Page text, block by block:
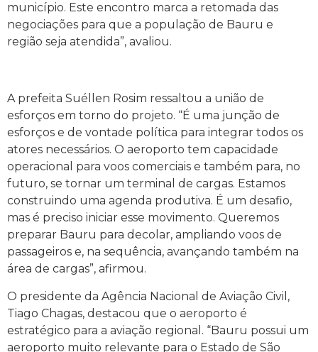
município. Este encontro marca a retomada das
negociações para que a população de Bauru e
região seja atendida”, avaliou.
A prefeita Suéllen Rosim ressaltou a união de
esforços em torno do projeto. “É uma junção de
esforços e de vontade política para integrar todos os
atores necessários. O aeroporto tem capacidade
operacional para voos comerciais e também para, no
futuro, se tornar um terminal de cargas. Estamos
construindo uma agenda produtiva. É um desafio,
mas é preciso iniciar esse movimento. Queremos
preparar Bauru para decolar, ampliando voos de
passageiros e, na sequência, avançando também na
área de cargas”, afirmou.
O presidente da Agência Nacional de Aviação Civil,
Tiago Chagas, destacou que o aeroporto é
estratégico para a aviação regional. “Bauru possui um
aeroporto muito relevante para o Estado de São